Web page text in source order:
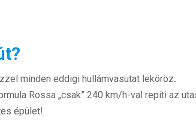
minden eddigi hullámvasutat leköröz.
Rossa „csak” 240 km/h-val repíti az
épület!